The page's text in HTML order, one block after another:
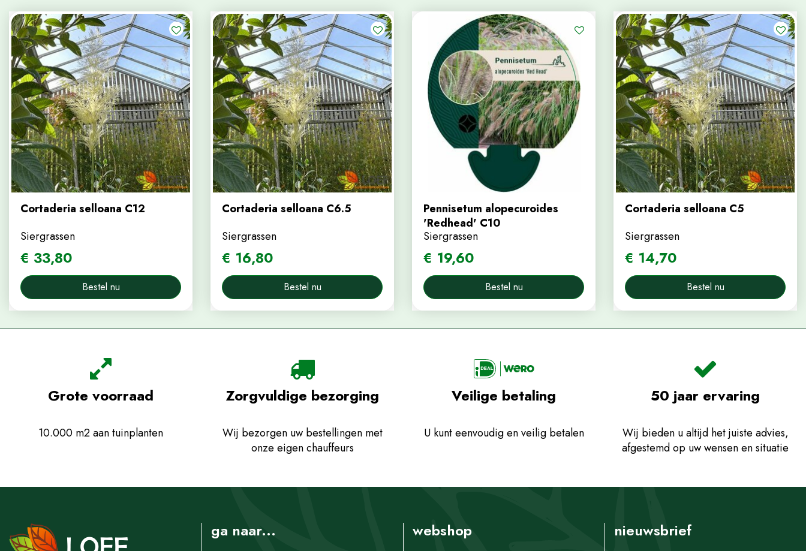
Cortaderia selloana C12
Siergrassen
€ 33,80
Bestel nu
Cortaderia selloana C6.5
Siergrassen
€ 16,80
Bestel nu
Pennisetum alopecuroides
'Redhead' C10
Siergrassen
€ 19,60
Bestel nu
Cortaderia selloana C5
Siergrassen
€ 14,70
Bestel nu
Grote voorraad
10.000 m2 aan tuinplanten
Zorgvuldige bezorging
Wij bezorgen uw bestellingen met
onze eigen chauffeurs
Veilige betaling
U kunt eenvoudig en veilig betalen
50 jaar ervaring
Wij bieden u altijd het juiste advies,
afgestemd op uw wensen en situatie
ga naar... webshop nieuwsbrief